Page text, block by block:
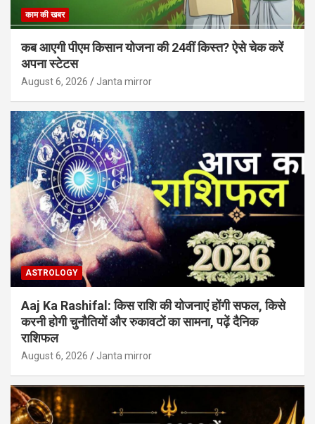
काम की खबर
कब आएगी पीएम किसान योजना की 24वीं किस्त? ऐसे चेक करें
अपना स्टेटस
August 6, 2026 Janta mirror
ASTROLOGY
Aaj Ka Rashifal: किस राशि की योजनाएं होंगी सफल, किसे
करनी होगी चुनौतियों और रुकावटों का सामना, पढ़ें दैनिक
राशिफल
August 6, 2026 Janta mirror